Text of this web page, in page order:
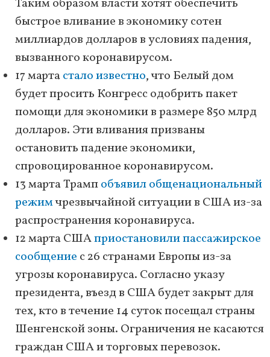
Таким образом власти хотят обеспечить
быстрое вливание в экономику сотен
миллиардов долларов в условиях падения,
вызванного коронавирусом.
17 мартастало известно, что Белый дом
будет просить Конгресс одобрить пакет
помощи для экономики в размере 850 млрд
долларов. Эти вливания призваны
остановить падение экономики,
спровоцированное коронавирусом.
13 марта Трампобъявил общенациональный
режимчрезвычайной ситуации в США из-за
распространения коронавируса.
12 марта СШАприостановили пассажирское
сообщение с 26 странами Европы из-за
угрозы коронавируса. Согласно указу
президента, въезд в США будет закрыт для
тех, кто в течение 14 суток посещал страны
Шенгенской зоны. Ограничения не касаются
граждан США и торговых перевозок.